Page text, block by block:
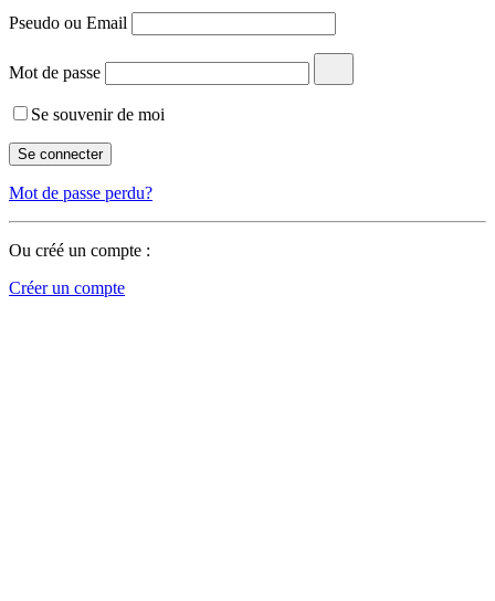
Pseudo ou Email
Mot de passe
Se souvenir de moi
Mot de passe perdu?
Ou créé un compte :
Créer un compte